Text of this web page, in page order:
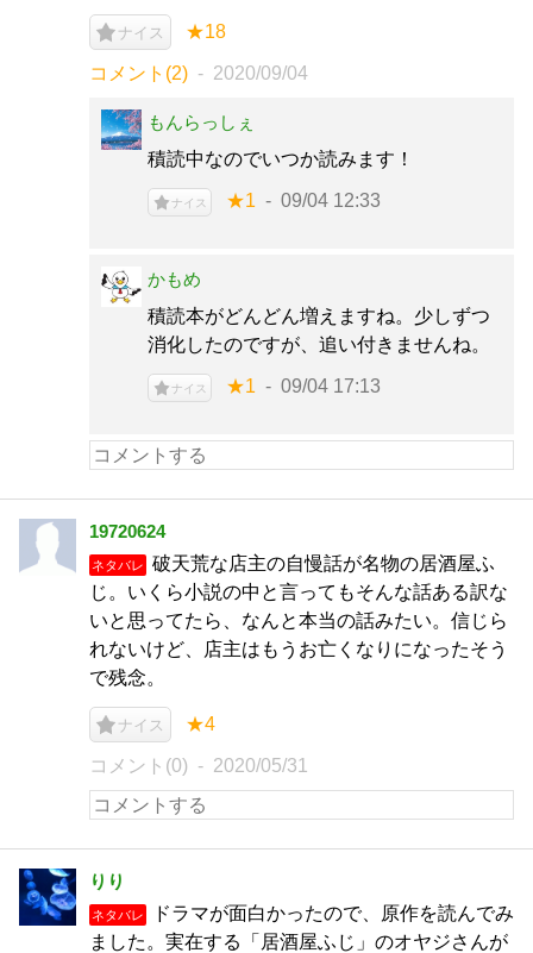
ナイス ★18
コメント(2) 2020/09/04
もんらっしぇ
積読中なのでいつか読みます！
ナイス ★1 09/04 12:33
かもめ
積読本がどんどん増えますね。少しずつ
消化したのですが、追い付きませんね。
ナイス ★1 09/04 17:13
19720624
ネタバレ
破天荒な店主の自慢話が名物の居酒屋ふ
じ。いくら小説の中と言ってもそんな話ある訳な
いと思ってたら、なんと本当の話みたい。信じら
れないけど、店主はもうお亡くなりになったそう
で残念。
ナイス ★4
コメント(0) 2020/05/31
りり
ネタバレ
ドラマが面白かったので、原作を読んでみ
ました。実在する「居酒屋ふじ」のオヤジさんが